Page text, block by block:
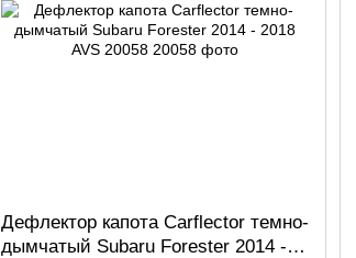
Дефлектор капота Carflector темно-
дымчатый Subaru Forester 2014 -